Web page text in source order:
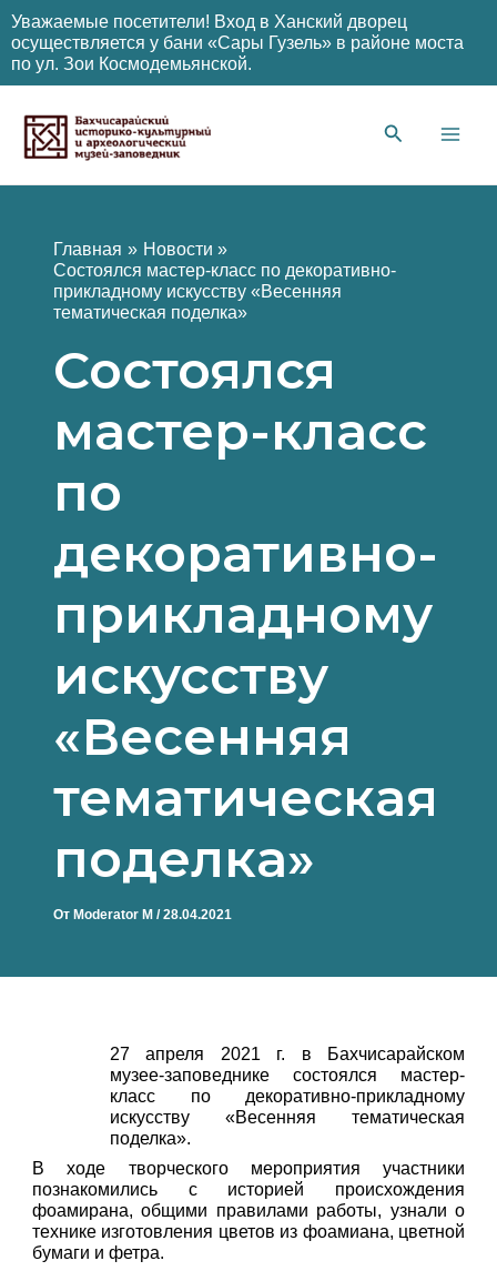
Уважаемые посетители! Вход в Ханский дворец
осуществляется у бани «Сары Гузель» в районе моста
по ул. Зои Космодемьянской.
содержимому
Главная
Новости
Состоялся мастер-класс по декоративно-
прикладному искусству «Весенняя
тематическая поделка»
Состоялся
мастер-класс
по
декоративно-
прикладному
искусству
«Весенняя
тематическая
поделка»
От Moderator M /28.04.2021
27 апреля 2021 г. в Бахчисарайском
музее-заповеднике состоялся мастер-
класс по декоративно-прикладному
искусству «Весенняя тематическая
поделка».
В ходе творческого мероприятия участники
познакомились с историей происхождения
фоамирана, общими правилами работы, узнали о
технике изготовления цветов из фоамиана, цветной
бумаги и фетра.